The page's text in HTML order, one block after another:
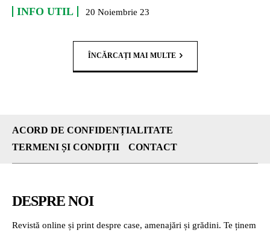
INFO UTIL 20 Noiembrie 23
ÎNCĂRCAȚI MAI MULTE
ACORD DE CONFIDENȚIALITATE
TERMENI ȘI CONDIȚII
CONTACT
DESPRE NOI
Revistă online și print despre case, amenajări și grădini. Te ținem